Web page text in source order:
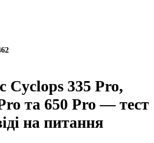
Cyclops 335 Pro,
та 650 Pro — тест
на питання